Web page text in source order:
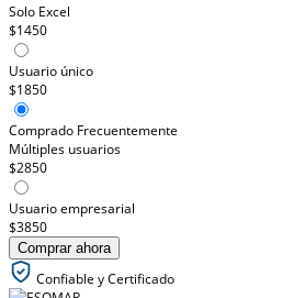
Solo Excel
$1450
Usuario único
$1850
Comprado Frecuentemente
Múltiples usuarios
$2850
Usuario empresarial
$3850
Comprar ahora
Confiable y Certificado